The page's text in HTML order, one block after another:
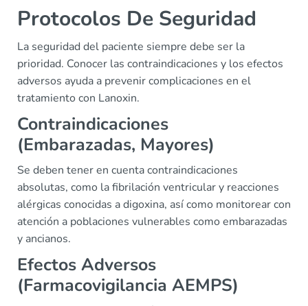
Protocolos De Seguridad
La seguridad del paciente siempre debe ser la
prioridad. Conocer las contraindicaciones y los efectos
adversos ayuda a prevenir complicaciones en el
tratamiento con Lanoxin.
Contraindicaciones
(Embarazadas, Mayores)
Se deben tener en cuenta contraindicaciones
absolutas, como la fibrilación ventricular y reacciones
alérgicas conocidas a digoxina, así como monitorear con
atención a poblaciones vulnerables como embarazadas
y ancianos.
Efectos Adversos
(Farmacovigilancia AEMPS)